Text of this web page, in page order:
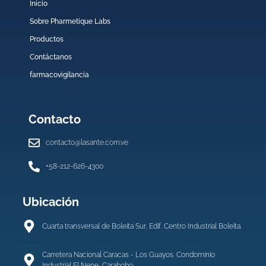
Inicio
Sobre Pharmetique Labs
Productos
Contáctanos
farmacovigilancia
Contacto
contacto@lasante.com.ve
+58-212-626-4300
Ubicación
Cuarta transversal de Boleita Sur, Edif. Centro Industrial Boleíta.
Carretera Nacional Caracas - Los Guayos. Condominio